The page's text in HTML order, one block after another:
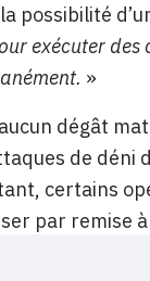
possibilité
exécuter
»
dégât
de déni
certains
par remise